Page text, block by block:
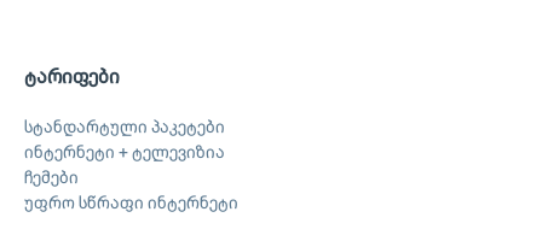
ტარიფები
სტანდარტული პაკეტები
ინტერნეტი + ტელევიზია
ჩემები
უფრო სწრაფი ინტერნეტი